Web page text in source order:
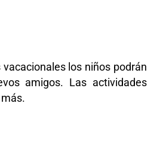
los niños podrán
amigos. Las actividades